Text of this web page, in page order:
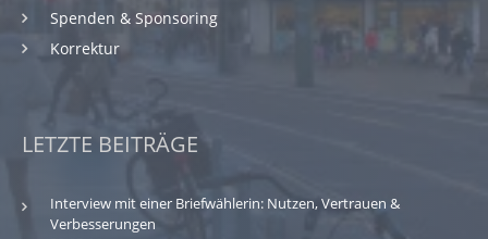
Spenden & Sponsoring
Korrektur
LETZTE BEITRÄGE
Interview mit einer Briefwählerin: Nutzen, Vertrauen &
Verbesserungen